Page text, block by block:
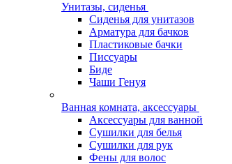
Унитазы, сиденья
Сиденья для унитазов
Арматура для бачков
Пластиковые бачки
Писсуары
Биде
Чаши Генуя
Ванная комната, аксессуары
Аксессуары для ванной
Сушилки для белья
Сушилки для рук
Фены для волос